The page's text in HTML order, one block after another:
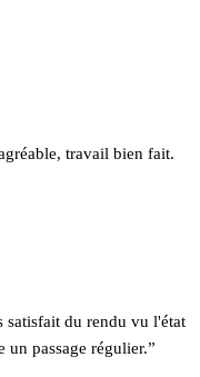
travail bien fait.
satisfait du rendu vu l'état
un passage régulier.”